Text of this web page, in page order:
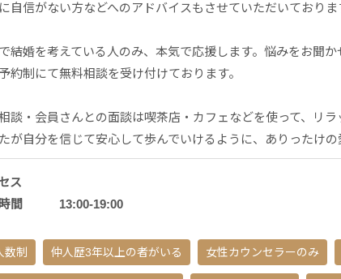
自信がない方などへのアドバイスもさせていただいておりま
結婚を考えている人のみ、本気で応援します。悩みをお聞か
約制にて無料相談を受け付けております。
談・会員さんとの面談は喫茶店・カフェなどを使って、リ
が自分を信じて安心して歩んでいけるように、ありったけ
セス
時間 13:00-19:00
数制 仲人歴3年以上の者がいる 女性カウンセラーのみ